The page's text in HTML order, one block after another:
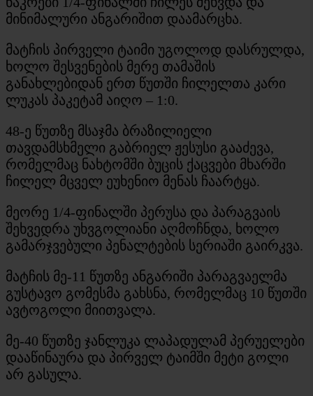
მინიმალური ანგარიშით დაამარცხა.
მატჩის პირველი ტაიმი უგოლოდ დასრულდა,
ხოლო შესვენების მერე თამაშის
განახლებიდან ერთ წუთში ჩილელთა კარი
ლუკას პაკეტამ აიღო – 1:0.
48-ე წუთზე მსაჯმა ბრაზილიელი
თავდამსხმელი გაბრიელ ჟესუსი გააძევა,
რომელმაც ნახტომში ბუცის ქაცვები მხარში
ჩილელ მცველ ეუხენიო მენას ჩაარტყა.
მეორე 1/4-ფინალში პერუსა და პარაგვაის
შეხვედრა უხვგოლიანი აღმოჩნდა, ხოლო
გამარჯვებული პენალტების სერიაში გაირკვა.
მატჩის მე-11 წუთზე ანგარიში პარაგვაელმა
გუსტავო გომესმა გახსნა, რომელმაც 10 წუთში
ავტოგოლი მიითვალა.
მე-40 წუთზე ჯანლუკა ლაპადულამ პერუელები
დააწინაურა და პირველ ტაიმში მეტი გოლი
არ გასულა.